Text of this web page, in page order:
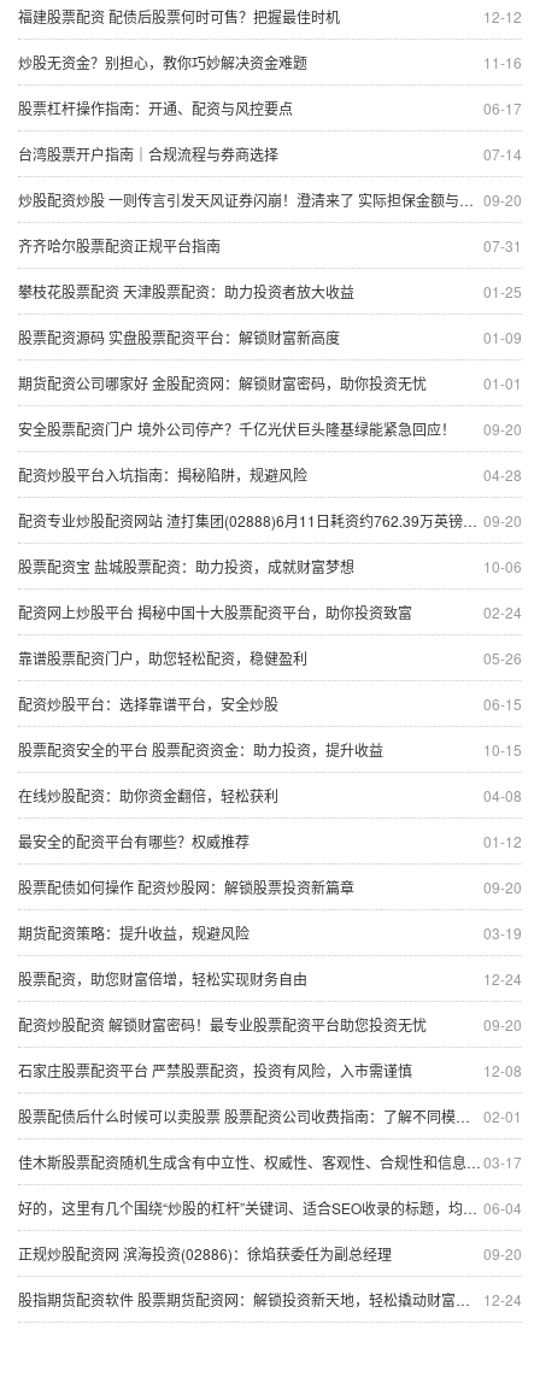
12-12
福建股票配资 配债后股票何时可售？把握最佳时机
11-16
炒股无资金？别担心，教你巧妙解决资金难题
06-17
股票杠杆操作指南：开通、配资与风控要点
07-14
台湾股票开户指南｜合规流程与券商选择
09-20
炒股配资炒股 一则传言引发天风证券闪崩！澄清来了 实际担保金额与传闻相差甚远
07-31
齐齐哈尔股票配资正规平台指南
01-25
攀枝花股票配资 天津股票配资：助力投资者放大收益
01-09
股票配资源码 实盘股票配资平台：解锁财富新高度
01-01
期货配资公司哪家好 金股配资网：解锁财富密码，助你投资无忧
09-20
安全股票配资门户 境外公司停产？千亿光伏巨头隆基绿能紧急回应！
04-28
配资炒股平台入坑指南：揭秘陷阱，规避风险
09-20
配资专业炒股配资网站 渣打集团(02888)6月11日耗资约762.39万英镑回购约104.06万股
10-06
股票配资宝 盐城股票配资：助力投资，成就财富梦想
02-24
配资网上炒股平台 揭秘中国十大股票配资平台，助你投资致富
05-26
靠谱股票配资门户，助您轻松配资，稳健盈利
06-15
配资炒股平台：选择靠谱平台，安全炒股
10-15
股票配资安全的平台 股票配资资金：助力投资，提升收益
04-08
在线炒股配资：助你资金翻倍，轻松获利
01-12
最安全的配资平台有哪些？权威推荐
09-20
股票配债如何操作 配资炒股网：解锁股票投资新篇章
03-19
期货配资策略：提升收益，规避风险
12-24
股票配资，助您财富倍增，轻松实现财务自由
09-20
配资炒股配资 解锁财富密码！最专业股票配资平台助您投资无忧
12-08
石家庄股票配资平台 严禁股票配资，投资有风险，入市需谨慎
02-01
股票配债后什么时候可以卖股票 股票配资公司收费指南：了解不同模式下的成本
03-17
佳木斯股票配资随机生成含有中立性、权威性、客观性、合规性和信息实用性适合网站发布不超30字的标题
06-04
好的，这里有几个围绕“炒股的杠杆”关键词、适合SEO收录的标题，均在以内：
09-20
正规炒股配资网 滨海投资(02886)：徐焰获委任为副总经理
12-24
股指期货配资软件 股票期货配资网：解锁投资新天地，轻松撬动财富杠杆